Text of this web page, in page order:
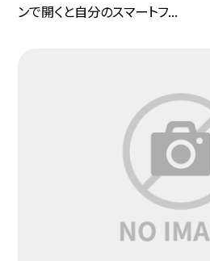
ンで開くと自分のスマートフ...